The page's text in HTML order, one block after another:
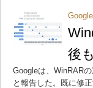
後
Googleは、WinRAR
と報告した。既に修